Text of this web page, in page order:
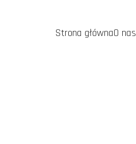
Strona głównaO nas